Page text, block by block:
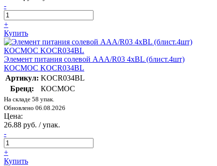
-
+
Купить
Элемент питания солевой AAA/R03 4хBL (блист.4шт)
КОСМОС KOCR034BL
Артикул: KOCR034BL
Бренд:
КОСМОС
На складе 58 упак.
Обновлено 06.08.2026
Цена:
26.88 руб. / упак.
-
+
Купить